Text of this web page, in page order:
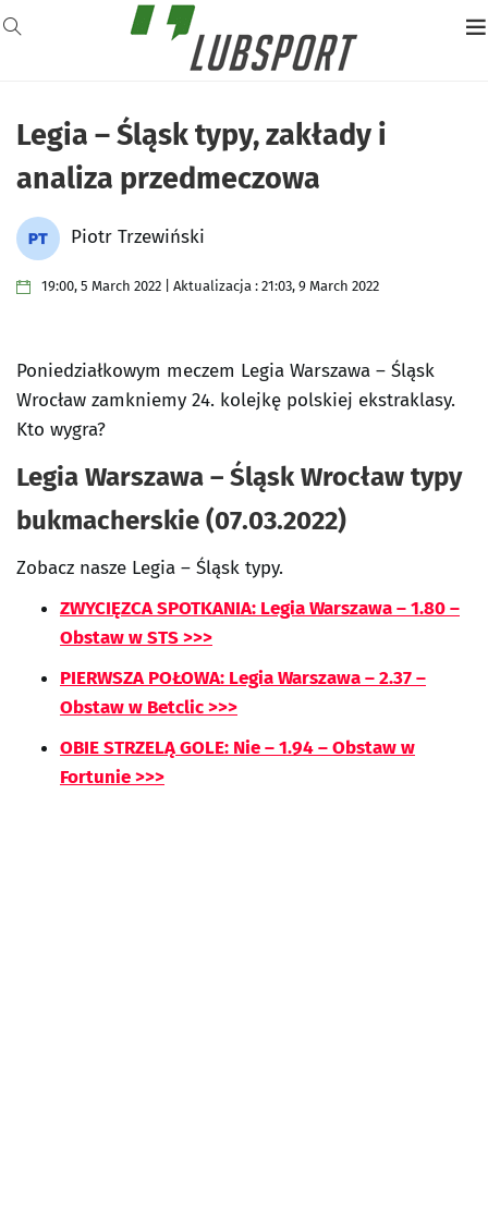
Legia – Śląsk typy, zakłady i
analiza przedmeczowa
Piotr Trzewiński
19:00, 5 March 2022 | Aktualizacja : 21:03, 9 March 2022
Poniedziałkowym meczem Legia Warszawa – Śląsk
Wrocław zamkniemy 24. kolejkę polskiej ekstraklasy.
Kto wygra?
Legia Warszawa – Śląsk Wrocław typy
bukmacherskie (07.03.2022)
Zobacz nasze Legia – Śląsk typy.
ZWYCIĘZCA SPOTKANIA: Legia Warszawa – 1.80 –
Obstaw w STS >>>
PIERWSZA POŁOWA: Legia Warszawa – 2.37 –
Obstaw w Betclic >>>
OBIE STRZELĄ GOLE: Nie – 1.94 – Obstaw w
Fortunie >>>